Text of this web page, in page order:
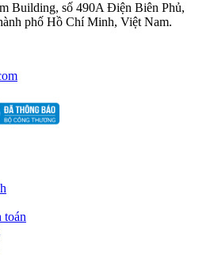
Building, số 490A Điện Biên Phủ,
phố Hồ Chí Minh, Việt Nam.
toán